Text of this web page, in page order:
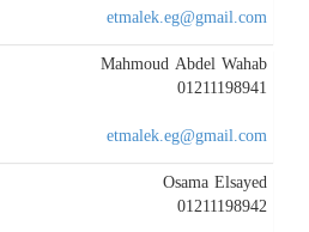
etmalek.eg@gmail.com
Mahmoud Abdel Wahab
01211198941
etmalek.eg@gmail.com
Osama Elsayed
01211198942